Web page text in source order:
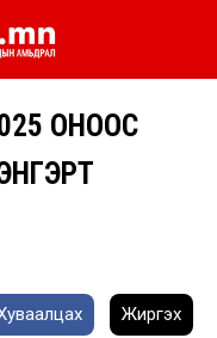
ОНООС
Жиргэх